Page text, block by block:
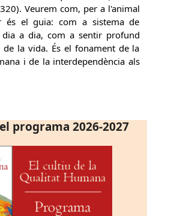
Veurem com, per a l'animal
és el guia: com a sistema de
a dia, com a sentir profund
de la vida. És el fonament de la
i de la interdependència als
programa 2026-2027